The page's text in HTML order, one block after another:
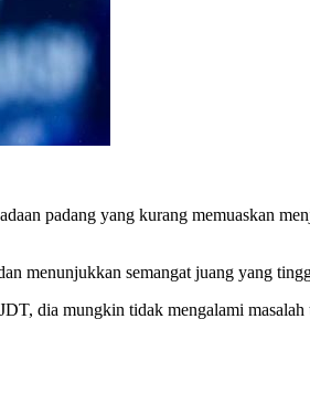
padang yang kurang memuaskan
menunjukkan semangat juang yang
dia mungkin tidak mengalami